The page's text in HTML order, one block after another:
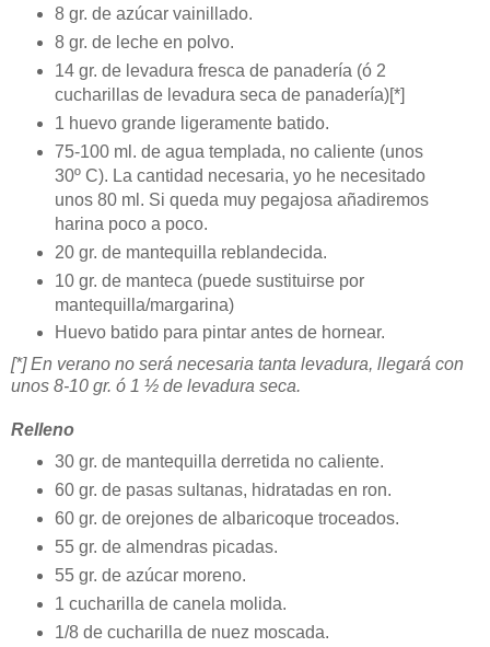
8 gr. de azúcar vainillado.
8 gr. de leche en polvo.
14 gr. de levadura fresca de panadería (ó 2
cucharillas de levadura seca de panadería)[*]
1 huevo grande ligeramente batido.
75-100 ml. de agua templada, no caliente (unos
30º C). La cantidad necesaria, yo he necesitado
unos 80 ml. Si queda muy pegajosa añadiremos
harina poco a poco.
20 gr. de mantequilla reblandecida.
10 gr. de manteca (puede sustituirse por
mantequilla/margarina)
Huevo batido para pintar antes de hornear.
[*] En verano no será necesaria tanta levadura, llegará con
unos 8-10 gr. ó 1 ½ de levadura seca.
Relleno
30 gr. de mantequilla derretida no caliente.
60 gr. de pasas sultanas, hidratadas en ron.
60 gr. de orejones de albaricoque troceados.
55 gr. de almendras picadas.
55 gr. de azúcar moreno.
1 cucharilla de canela molida.
1/8 de cucharilla de nuez moscada.